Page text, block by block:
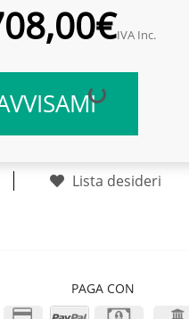
IVA Inc.
Lista desideri
PAGA CON